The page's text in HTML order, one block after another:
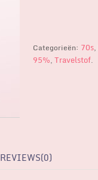
Categorieën: 70s,
95%,Travelstof.
REVIEWS(0)